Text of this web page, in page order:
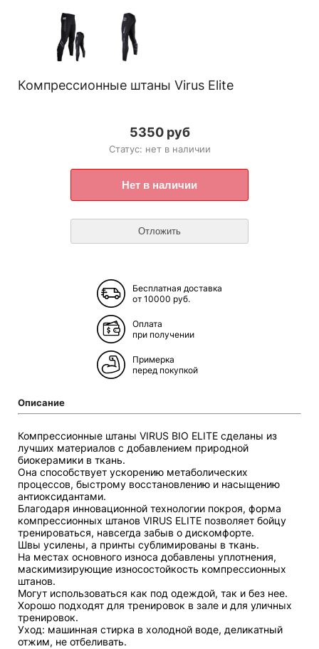
Компрессионные штаны Virus Elite
5350 руб
Статус: нет в наличии
Бесплатная доставка
от 10000 руб.
Оплата
при получении
Примерка
перед покупкой
Описание
Компрессионные штаны VIRUS BIO ELITE сделаны из
лучших материалов с добавлением природной
биокерамики в ткань.
Она способствует ускорению метаболических
процессов, быстрому восстановлению и насыщению
антиоксидантами.
Благодаря инновационной технологии покроя, форма
компрессионных штанов VIRUS ELITE позволяет бойцу
тренироваться, навсегда забыв о дискомфорте.
Швы усилены, а принты сублимированы в ткань.
На местах основного износа добавлены уплотнения,
маскимизирующие износостойкость компрессионных
штанов.
Могут использоваться как под одеждой, так и без нее.
Хорошо подходят для тренировок в зале и для уличных
тренировок.
Уход: машинная стирка в холодной воде, деликатный
отжим, не отбеливать.